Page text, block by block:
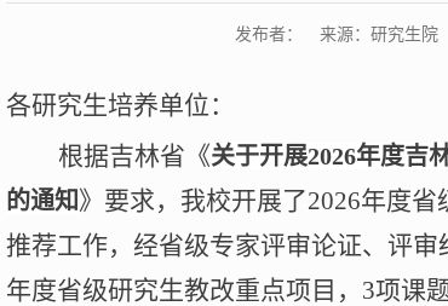
发布者： 来源：研究生
各研究生培养单位：
根据吉林省《关于开展2026年度吉
的通知》要求，我校开展了2026年度省
推荐工作，经省级专家评审论证、评审
年度省级研究生教改重点项目， 3项课